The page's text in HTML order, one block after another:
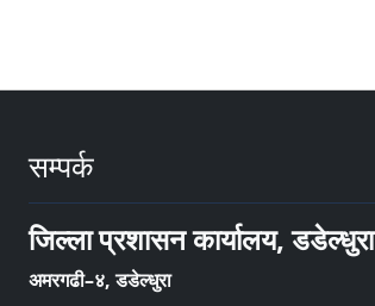
सम्पर्क
जिल्ला प्रशासन कार्यालय, डडेल्धुरा
अमरगढी–४, डडेल्धुरा